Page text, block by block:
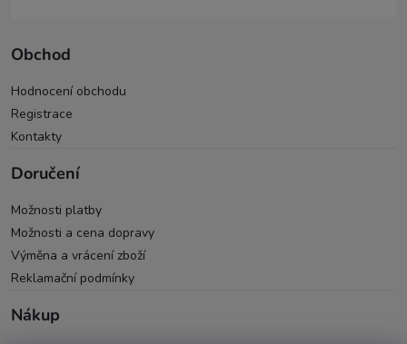
Obchod
Hodnocení obchodu
Registrace
Kontakty
Doručení
Možnosti platby
Možnosti a cena dopravy
Výměna a vrácení zboží
Reklamační podmínky
Nákup